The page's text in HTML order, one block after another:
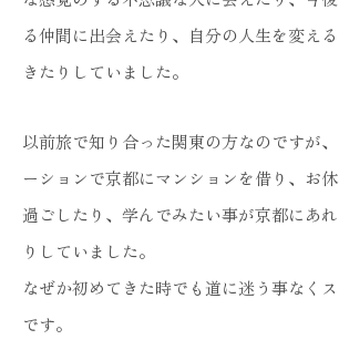
る仲間に出会えたり、自分の人生を変え
きたりしていました。
以前旅で知り合った関東の方なのですが
ーションで京都にマンションを借り、お
過ごしたり、学んでみたい事が京都にあ
りしていました。
なぜか初めてきた時でも道に迷う事なく
です。